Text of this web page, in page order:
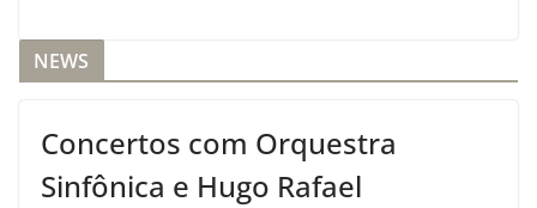
NEWS
Concertos com Orquestra
Sinfônica e Hugo Rafael